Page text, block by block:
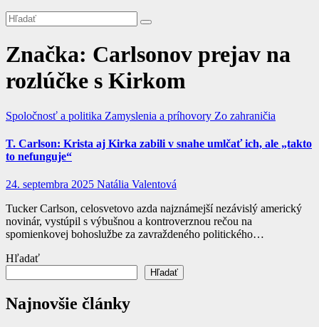
Značka: Carlsonov prejav na
rozlúčke s Kirkom
Spoločnosť a politika Zamyslenia a príhovory Zo zahraničia
T. Carlson: Krista aj Kirka zabili v snahe umlčať ich, ale „takto
to nefunguje“
24. septembra 2025 Natália Valentová
Tucker Carlson, celosvetovo azda najznámejší nezávislý americký
novinár, vystúpil s výbušnou a kontroverznou rečou na
spomienkovej bohoslužbe za zavraždeného politického…
Hľadať
Hľadať
Najnovšie články